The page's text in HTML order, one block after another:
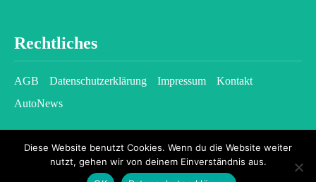
Rechtliches
AGB Datenschutzerklärung Impressum
Kontakt
AutoNews
Diese Website benutzt Cookies. Wenn du die Website weiter
nutzt, gehen wir von deinem Einverständnis aus.